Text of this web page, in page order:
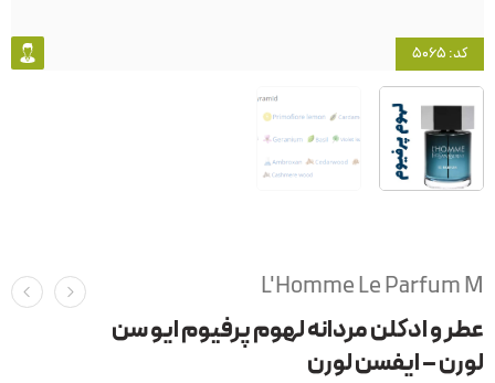
کد: 5065
L'Homme Le Parfum M
عطر و ادکلن مردانه لهوم پرفیوم ایو سن
لورن – ایفسن لورن